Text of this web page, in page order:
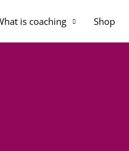
is coaching Shop